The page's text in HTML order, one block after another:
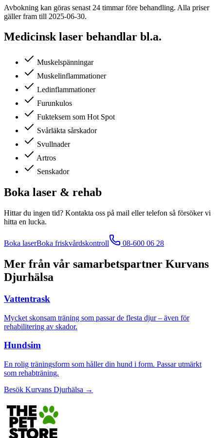
Avbokning kan göras senast 24 timmar före behandling. Alla priser
gäller fram till 2025-06-30.
Medicinsk laser behandlar bl.a.
Muskelspänningar
Muskelinflammationer
Ledinflammationer
Furunkulos
Fukteksem som Hot Spot
Svårläkta sårskador
Svullnader
Artros
Senskador
Boka laser & rehab
Hittar du ingen tid? Kontakta oss på mail eller telefon så försöker vi
hitta en lucka.
Boka laserBoka friskvårdskontroll 08-600 06 28
Mer från vår samarbetspartner Kurvans
Djurhälsa
Vattentrask
Mycket skonsam träning som passar de flesta djur – även för
rehabilitering av skador.
Hundsim
En rolig träningsform som håller din hund i form. Passar utmärkt
som rehabträning.
Besök Kurvans Djurhälsa →